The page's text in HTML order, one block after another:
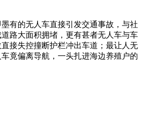
有的无人车直接引发交通事故，与社
路大面积拥堵，更有甚者无人车与车
接失控撞断护栏冲出车道；最让人无
竟偏离导航，一头扎进海边养殖户的